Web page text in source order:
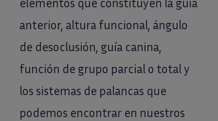
elementos que constituyen la guía
anterior, altura funcional, ángulo
de desoclusión, guía canina,
función de grupo parcial o total y
los sistemas de palancas que
podemos encontrar en nuestros